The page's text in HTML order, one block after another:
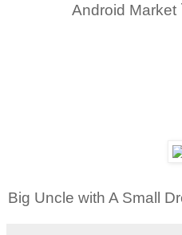
Android Market
Big Uncle with A Small